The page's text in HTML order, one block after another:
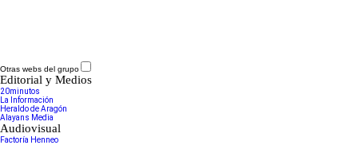
Otras webs del grupo
Editorial y Medios
20minutos
La Información
Heraldo de Aragón
Alayans Media
Audiovisual
Factoría Henneo